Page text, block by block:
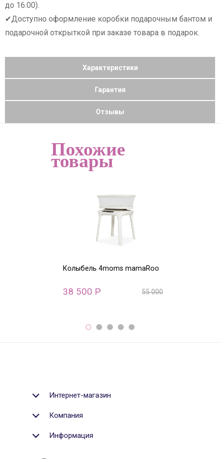
до 16.00).
✔Доступно оформление коробки подарочным бантом и
подарочной открыткой при заказе товара в подарок.
Характеристики
Гарантия
Отзывы
Похожие
товары
Колыбель 4moms mamaRoo
38 500 Р 55 000
Интернет-магазин
Компания
Информация